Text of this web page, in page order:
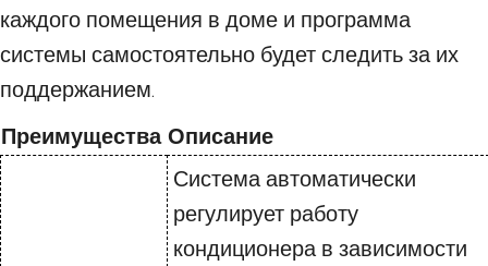
каждого помещения в доме и программа
системы самостоятельно будет следить за их
поддержанием.
Преимущества Описание
Система автоматически
регулирует работу
кондиционера в зависимости